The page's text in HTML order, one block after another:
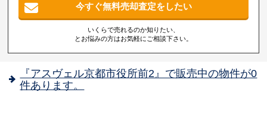
今すぐ無料売却査定をしたい
いくらで売れるのか知りたい、
とお悩みの方はお気軽にご相談下さい。
『アスヴェル京都市役所前2』で販売中の物件が0
件あります。